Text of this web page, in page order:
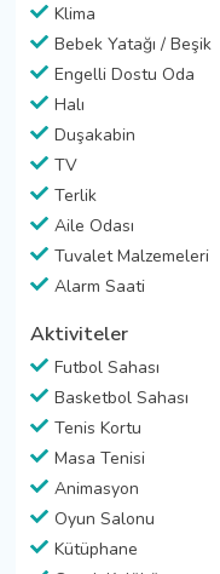
Klima
Bebek Yatağı / Beşik
Engelli Dostu Oda
Halı
Duşakabin
TV
Terlik
Aile Odası
Tuvalet Malzemeleri
Alarm Saati
Aktiviteler
Futbol Sahası
Basketbol Sahası
Tenis Kortu
Masa Tenisi
Animasyon
Oyun Salonu
Kütüphane